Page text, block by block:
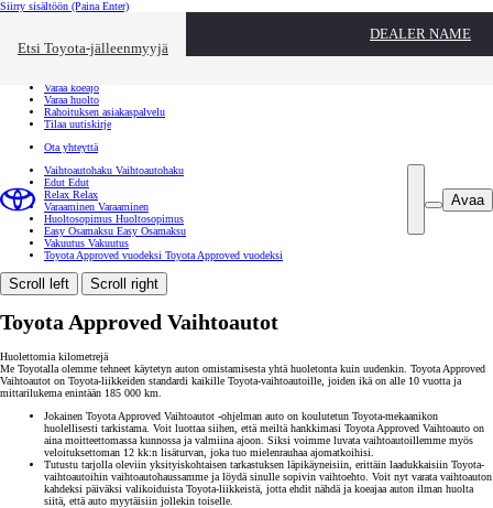
Siirry sisältöön (Paina Enter)
Etsi Toyota-jälleenmyyjä
DEALER NAME
Toyota palvelee Sulje
Varaa koeajo
Varaa huolto
Rahoituksen asiakaspalvelu
Tilaa uutiskirje
Ota yhteyttä
Avaa
Vaihtoautohaku Vaihtoautohaku
Edut Edut
Relax Relax
Varaaminen Varaaminen
Huoltosopimus Huoltosopimus
Easy Osamaksu Easy Osamaksu
Vakuutus Vakuutus
Toyota Approved vuodeksi Toyota Approved vuodeksi
Scroll left Scroll right
Toyota Approved Vaihtoautot
Huolettomia kilometrejä
Me Toyotalla olemme tehneet käytetyn auton omistamisesta yhtä huoletonta kuin uudenkin. Toyota Approved
Vaihtoautot on Toyota-liikkeiden standardi kaikille Toyota-vaihtoautoille, joiden ikä on alle 10 vuotta ja
mittarilukema enintään 185 000 km.
Jokainen Toyota Approved Vaihtoautot -ohjelman auto on koulutetun Toyota-mekaanikon
huolellisesti tarkistama. Voit luottaa siihen, että meiltä hankkimasi Toyota Approved Vaihtoauto on
aina moitteettomassa kunnossa ja valmiina ajoon. Siksi voimme luvata vaihtoautoillemme myös
veloituksettoman 12 kk:n lisäturvan, joka tuo mielenrauhaa ajomatkoihisi.
Tutustu tarjolla oleviin yksityiskohtaisen tarkastuksen läpikäyneisiin, erittäin laadukkaisiin Toyota-
vaihtoautoihin vaihtoautohaussamme ja löydä sinulle sopivin vaihtoehto. Voit nyt varata vaihtoauton
kahdeksi päiväksi valikoiduista Toyota-liikkeistä, jotta ehdit nähdä ja koeajaa auton ilman huolta
siitä, että auto myytäisiin jollekin toiselle.